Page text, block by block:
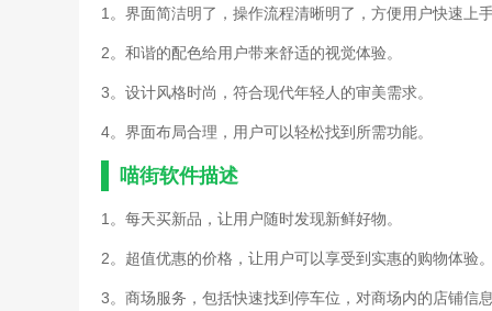
1。界面简洁明了，操作流程清晰明了，方便用户快速上手
2。和谐的配色给用户带来舒适的视觉体验。
3。设计风格时尚，符合现代年轻人的审美需求。
4。界面布局合理，用户可以轻松找到所需功能。
喵街软件描述
1。每天买新品，让用户随时发现新鲜好物。
2。超值优惠的价格，让用户可以享受到实惠的购物体验。
3。商场服务，包括快速找到停车位，对商场内的店铺信息